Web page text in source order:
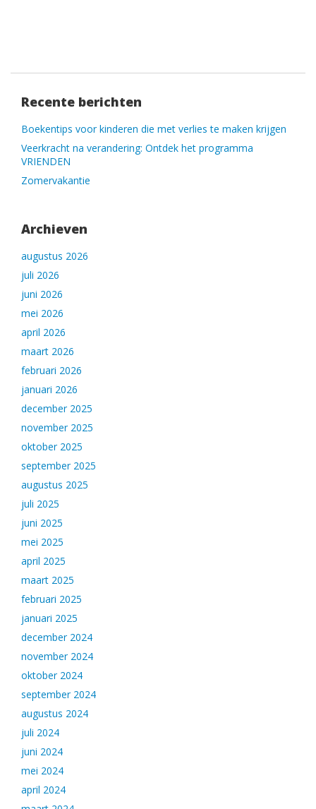
Recente berichten
Boekentips voor kinderen die met verlies te maken krijgen
Veerkracht na verandering: Ontdek het programma
VRIENDEN
Zomervakantie
Archieven
augustus 2026
juli 2026
juni 2026
mei 2026
april 2026
maart 2026
februari 2026
januari 2026
december 2025
november 2025
oktober 2025
september 2025
augustus 2025
juli 2025
juni 2025
mei 2025
april 2025
maart 2025
februari 2025
januari 2025
december 2024
november 2024
oktober 2024
september 2024
augustus 2024
juli 2024
juni 2024
mei 2024
april 2024